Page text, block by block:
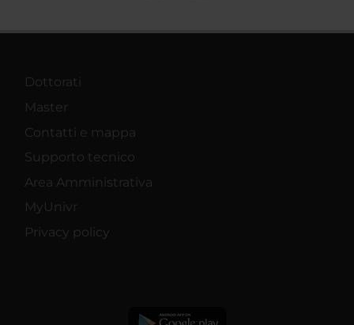
Dottorati
Master
Contatti e mappa
Supporto tecnico
Area Amministrativa
MyUnivr
Privacy policy